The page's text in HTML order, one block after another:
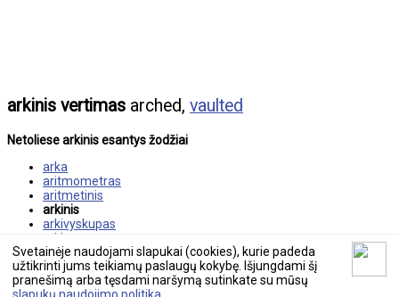
Svetainėje naudojami slapukai (cookies), kurie padeda
užtikrinti jums teikiamų paslaugų kokybę. Išjungdami šį
pranešimą arba tęsdami naršymą sutinkate su mūsų
arkinis vertimas arched, vaulted
Netoliese arkinis esantys žodžiai
arka
aritmometras
aritmetinis
arkinis
arkivyskupas
arklas
arklena
© 2026 tekstovertimas.lt